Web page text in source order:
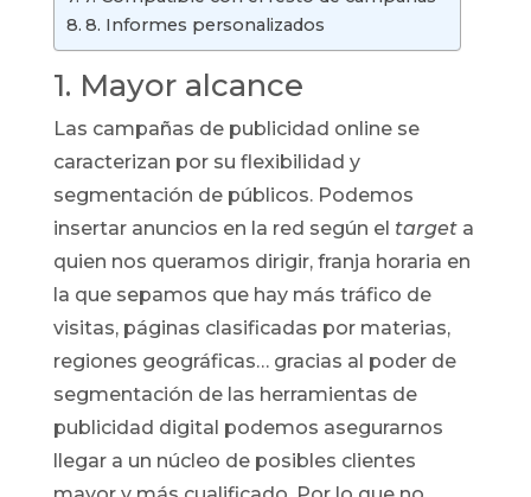
8. Informes personalizados
1. Mayor alcance
Las campañas de publicidad online se
caracterizan por su flexibilidad y
segmentación de públicos. Podemos
insertar anuncios en la red según el targeta
quien nos queramos dirigir, franja horaria en
la que sepamos que hay más tráfico de
visitas, páginas clasificadas por materias,
regiones geográficas… gracias al poder de
segmentación de las herramientas de
publicidad digital podemos asegurarnos
llegar a un núcleo de posibles clientes